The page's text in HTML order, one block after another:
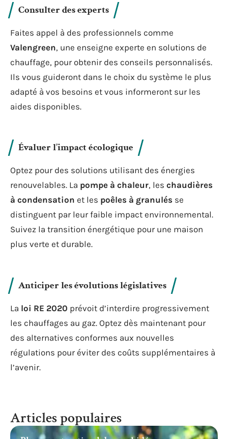
Consulter des experts
Faites appel à des professionnels comme
Valengreen, une enseigne experte en solutions de
chauffage, pour obtenir des conseils personnalisés.
Ils vous guideront dans le choix du système le plus
adapté à vos besoins et vous informeront sur les
aides disponibles.
Évaluer l’impact écologique
Optez pour des solutions utilisant des énergies
renouvelables. La pompe à chaleur, les chaudières
à condensation et les poêles à granulés se
distinguent par leur faible impact environnemental.
Suivez la transition énergétique pour une maison
plus verte et durable.
Anticiper les évolutions législatives
La loi RE 2020 prévoit d’interdire progressivement
les chauffages au gaz. Optez dès maintenant pour
des alternatives conformes aux nouvelles
régulations pour éviter des coûts supplémentaires à
l’avenir.
Articles populaires